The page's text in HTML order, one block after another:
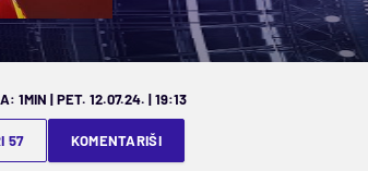
1MIN | PET. 12.07.24. | 19:13
57 KOMENTARIŠI